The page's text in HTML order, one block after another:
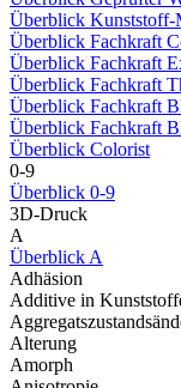
Überblick Kunststoff-
Überblick Fachkraft
Überblick Fachkraft
Überblick Fachkraft
Überblick Fachkraft
Überblick Fachkraft
Überblick Colorist
0-9
Überblick 0-9
3D-Druck
A
Überblick A
Adhäsion
Additive in
Alterung
Amorph